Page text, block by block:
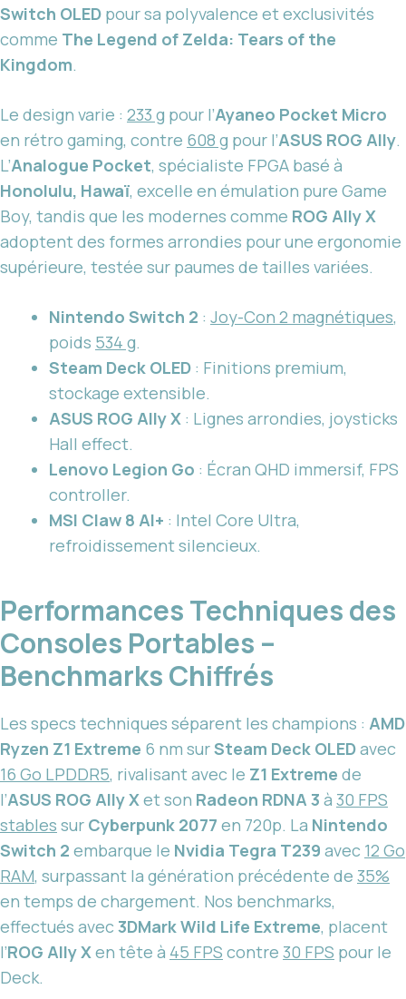
Switch OLED pour sa polyvalence et exclusivités
comme The Legend of Zelda: Tears of the
Kingdom.
Le design varie : 233 g pour l’Ayaneo Pocket Micro
en rétro gaming, contre 608 g pour l’ASUS ROG Ally.
L’Analogue Pocket, spécialiste FPGA basé à
Honolulu, Hawaï, excelle en émulation pure Game
Boy, tandis que les modernes comme ROG Ally X
adoptent des formes arrondies pour une ergonomie
supérieure, testée sur paumes de tailles variées.
Nintendo Switch 2 : Joy-Con 2 magnétiques,
poids 534 g.
Steam Deck OLED : Finitions premium,
stockage extensible.
ASUS ROG Ally X : Lignes arrondies, joysticks
Hall effect.
Lenovo Legion Go : Écran QHD immersif, FPS
controller.
MSI Claw 8 AI+ : Intel Core Ultra,
refroidissement silencieux.
Performances Techniques des
Consoles Portables –
Benchmarks Chiffrés
Les specs techniques séparent les champions : AMD
Ryzen Z1 Extreme 6 nm surSteam Deck OLEDavec
16 Go LPDDR5, rivalisant avec le Z1 Extreme de
l’ASUS ROG Ally Xet son Radeon RDNA 3 à 30 FPS
stables sur Cyberpunk 2077 en 720p. La Nintendo
Switch 2 embarque le Nvidia Tegra T239 avec 12 Go
RAM, surpassant la génération précédente de 35%
en temps de chargement. Nos benchmarks,
effectués avec 3DMark Wild Life Extreme, placent
l’ROG Ally Xen tête à 45 FPS contre 30 FPS pour le
Deck.